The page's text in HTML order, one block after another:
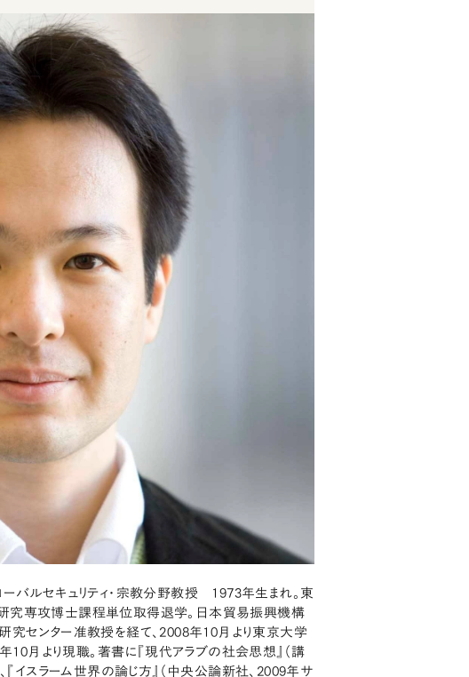
バルセキュリティ・宗教分野教授 1973年生まれ。東
専攻博士課程単位取得退学。日本貿易振興機構
センター准教授を経て、2008年10月より東京大学
月より現職。著書に『現代アラブの社会思想』（講
イスラーム世界の論じ方』（中央公論新社、2009年サ